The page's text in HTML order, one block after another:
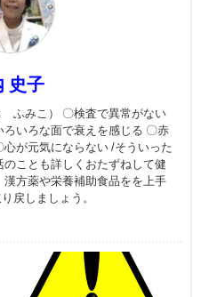
史子
みこ） 〇検査で異常がない
いろな面で衰えを感じる 〇赤
が元気にならない /そういった
のことも詳しくおたずねして健
方薬や栄養補助食品をを上手
戻しましょう。